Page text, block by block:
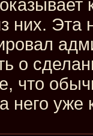
них. Эта
о
что
уже